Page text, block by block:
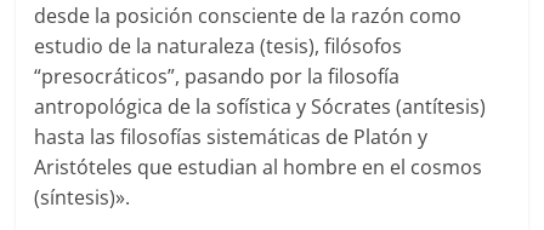
desde la posición consciente de la razón como
estudio de la naturaleza (tesis), filósofos
“presocráticos”, pasando por la filosofía
antropológica de la sofística y Sócrates (antítesis)
hasta las filosofías sistemáticas de Platón y
Aristóteles que estudian al hombre en el cosmos
(síntesis)».